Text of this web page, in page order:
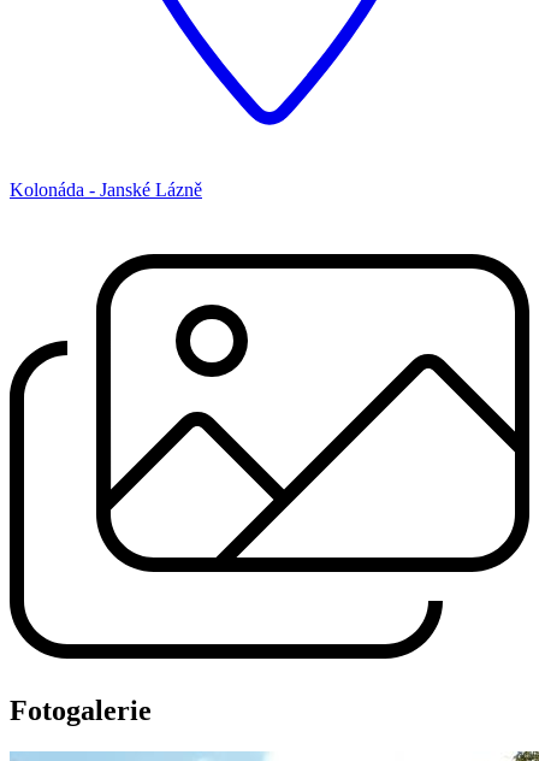
Kolonáda - Janské Lázně
Fotogalerie